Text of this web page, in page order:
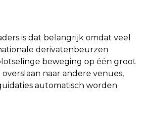
is dat belangrijk omdat veel
derivatenbeurzen
beweging op één groot
naar andere venues,
automatisch worden